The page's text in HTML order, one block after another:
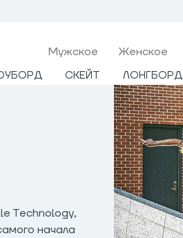
Мужcкое Женское
СКЕЙТ ЛОНГБОРД
Technology,
начала